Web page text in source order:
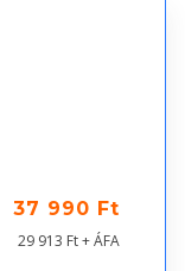
37 990 Ft
29 913 Ft + ÁFA